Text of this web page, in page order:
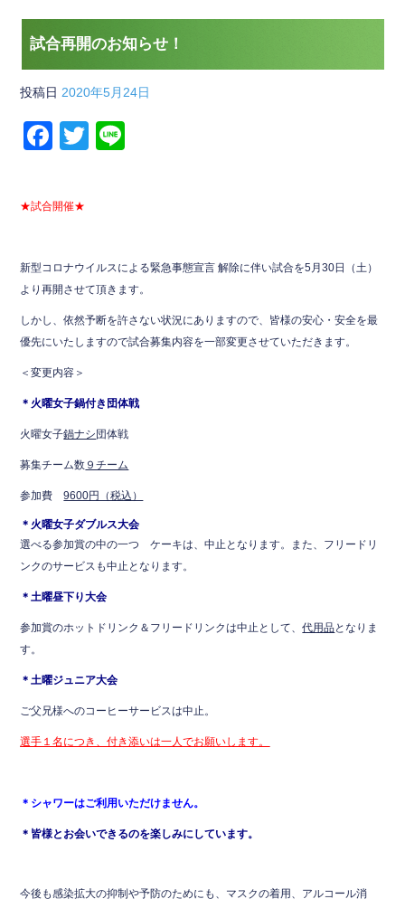
試合再開のお知らせ！
投稿日 2020年5月24日
F
c
e
o
o
k
T
★試合開催★
新型コロナウイルスによる緊急事態宣言 解除に伴い試合を5月30日（土）
より再開させて頂きます。
しかし、依然予断を許さない状況にありますので、皆様の安心・安全を最
優先にいたしますので試合募集内容を一部変更させていただきます。
＜変更内容＞
＊火曜女子鍋付き団体戦
火曜女子鍋ナシ 団体戦
募集チーム数 ９チーム
参加費9600円（税込）
＊火曜女子ダブルス大会
選べる参加賞の中の一つ ケーキは、中止となります。また、フリードリ
ンクのサービスも中止となります。
＊土曜昼下り大会
参加賞のホットドリンク＆フリードリンクは中止として、代用品となりま
す。
＊土曜ジュニア大会
ご父兄様へのコーヒーサービスは中止。
選手１名につき、付き添いは一人でお願いします。
＊シャワーはご利用いただけません。
＊皆様とお会いできるのを楽しみにしています。
今後も感染拡大の抑制や予防のためにも、マスクの着用、アルコール消